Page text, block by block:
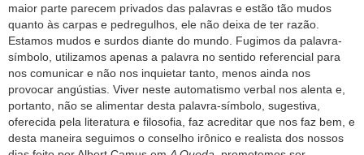
maior parte parecem privados das palavras e estão tão mudos
quanto às carpas e pedregulhos, ele não deixa de ter razão.
Estamos mudos e surdos diante do mundo. Fugimos da palavra-
símbolo, utilizamos apenas a palavra no sentido referencial para
nos comunicar e não nos inquietar tanto, menos ainda nos
provocar angústias. Viver neste automatismo verbal nos alenta e,
portanto, não se alimentar desta palavra-símbolo, sugestiva,
oferecida pela literatura e filosofia, faz acreditar que nos faz bem, e
desta maneira seguimos o conselho irônico e realista dos nossos